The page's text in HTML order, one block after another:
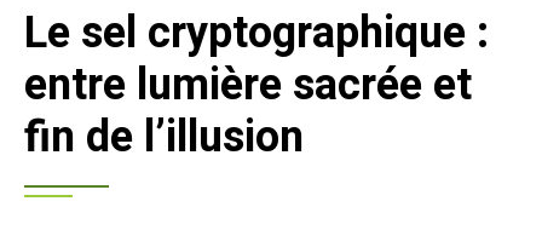
Le sel cryptographique :
entre lumière sacrée et
fin de l’illusion